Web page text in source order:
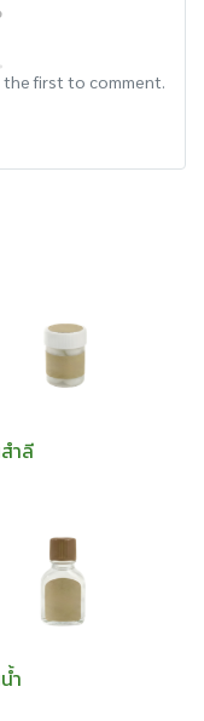
the first to comment.
ำลี
ำ